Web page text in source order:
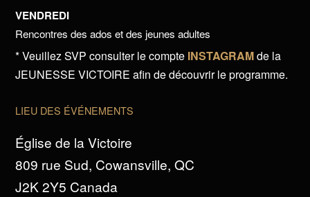
VENDREDI
Rencontres des ados et des jeunes adultes
* Veuillez SVP consulter le compte INSTAGRAMde la
JEUNESSE VICTOIRE afin de découvrir le programme.
LIEU DES ÉVÉNEMENTS
Église de la Victoire
809 rue Sud, Cowansville, QC
J2K 2Y5 Canada